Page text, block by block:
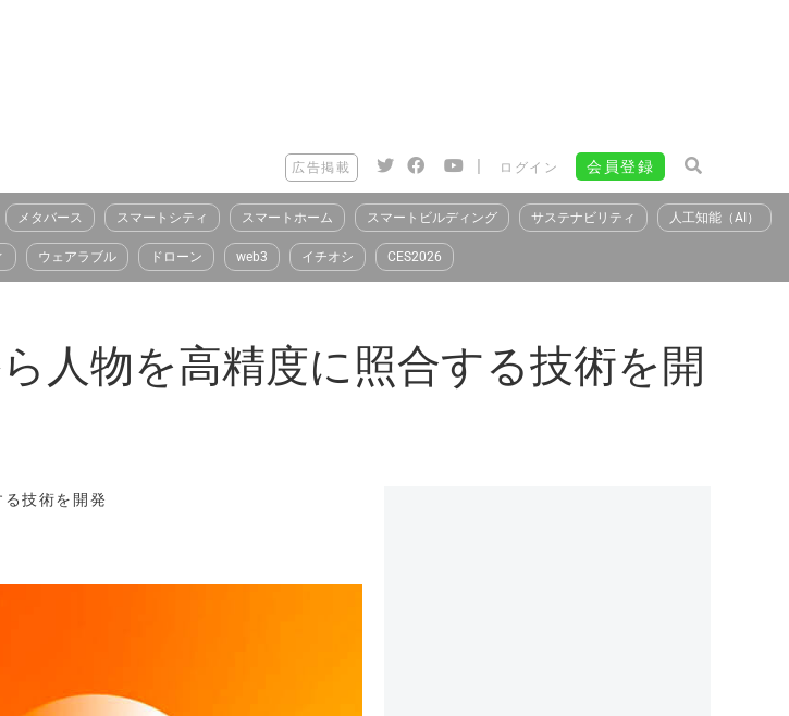
広告掲載 | ログイン 会員登録
メタバース スマートシティ スマートホーム スマートビルディング サステナビリティ 人工知能（AI）
ウェアラブル ドローン web3 イチオシ CES2026
人物を高精度に照合する技術を開
技術を開発